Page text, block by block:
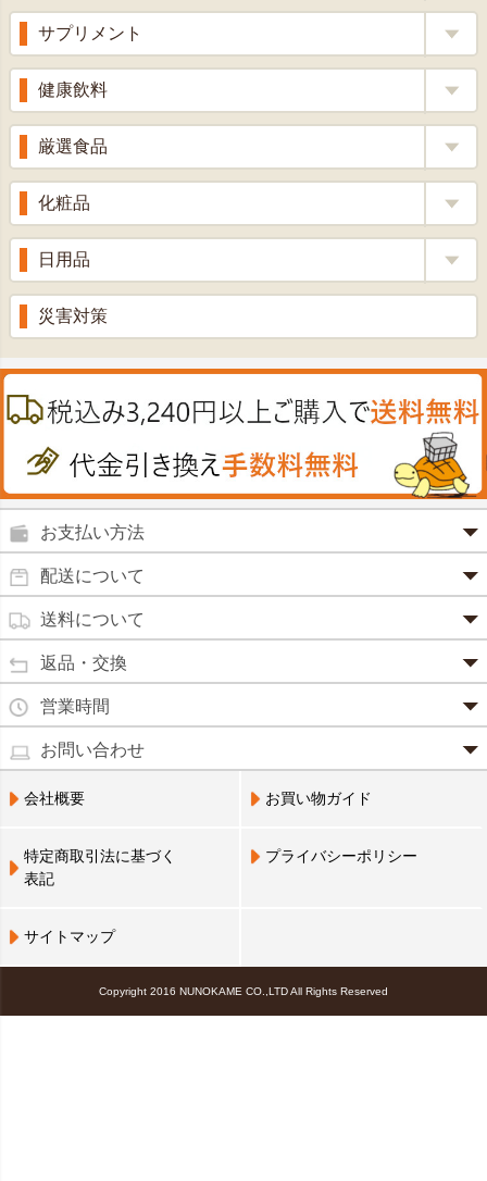
くろ酢
りんご酢
ざくろ酢
梅酢
風邪薬
胃腸薬
整腸薬
解熱鎮痛剤
せきどめ
滋養強壮
消炎鎮痛剤
肌・皮膚のお薬
絆創膏
殺菌消毒液
鼻炎薬
強心剤
目薬
水虫薬
痔の薬
口中薬
尿トラブル
鎮 静 薬
サプリメント
ウコン
乳酸菌
ローヤルゼリー
牡蠣エキス
プロポリス
プラセンタ
肝油
鉄
ノコギリヤシ
グルコサミン
田七人参
イチョウ葉
カルシウム
クロレラ
コラーゲン
ビフィズス
ビタミンC
アミノ酸
健康飲料
健康茶
漢方茶
青汁・豆乳
甘酒
健康ドリンク
厳選食品
もち麦・十六穀米
生姜
丼の素
のど飴
うどん・そば
喜多方ラーメン
カレー・シチュー
化粧品
美容品
スキンクリーム＆美容パック
ウオッシュ＆ソープ
日用品
入浴剤
災害対策
お支払い方法
クレジットカード(1 回払いのみ)
SSL 認証で暗号化処理していますので、 安心して
ご利用いただけます。
代金引換
宅配員に現金でお支払いください。手数料100円。
3,240円(税込)以上で手数料無料です。※ご注文者
のご住所とお届け先のご住所が 異なる場合はご利
営業員支払い
ンスストア・郵便局・LINE Payにてお支払いくだ
配送について
商品は日本郵便にて発送致します。
通常2～4営業日以内に発送致します。 メーカー取り寄せ商
品、土日祝日、年末年始、弊社の休業日をはさむ場合は、4
～5営業日以上かかる場合もございます。
(営業日カレンダー参照)
※現在、救急箱・乳製品宅配をご利用のお客様は、担当営業
員によるお届けとさせていただきます。
送料について
通常商品
北海道・沖縄800円
送料無料
営業員お届け 送料無料
返品・交換
・お届け商品の交換・返品をご希望の場合は、
週間以内にメールまたはお電話にてご連絡ください。
・お客様のご都合による交換・返品の場合、送料はお客様負
担となります。また返金の際にかかる振込手数料はお客様の
ご負担となります。
・商品の返品による返金につきましては、商品代金のみの返
金とさせていただきます。商品発送時の送料は返金となりま
※次の商品のお取り替え・返品は、原則としてお受けできま
・お客様のもとで傷、損傷が生じた商品
営業時間
・営業時間は、9：00～17：00
となっております。（※土日祝祭日を除く）
・お電話でのご連絡は営業時間内にお願い致します。
お問い合わせ
電話でのお問い合わせ(平日9:00～17:00)
0798-33-9985
会社概要 お買い物ガイド
特定商取引法に基づく
表記
プライバシーポリシー
サイトマップ
Copyright 2016 NUNOKAME CO.,LTD All Rights Reserved